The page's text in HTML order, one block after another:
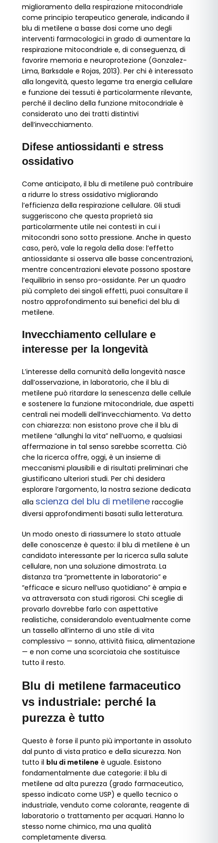
miglioramento della respirazione mitocondriale
come principio terapeutico generale, indicando il
blu di metilene a basse dosi come uno degli
interventi farmacologici in grado di aumentare la
respirazione mitocondriale e, di conseguenza, di
favorire memoria e neuroprotezione (Gonzalez-
Lima, Barksdale e Rojas, 2013). Per chi è interessato
alla longevità, questo legame tra energia cellulare
e funzione dei tessuti è particolarmente rilevante,
perché il declino della funzione mitocondriale è
considerato uno dei tratti distintivi
dell’invecchiamento.
Difese antiossidanti e stress
ossidativo
Come anticipato, il blu di metilene può contribuire
a ridurre lo stress ossidativo migliorando
l’efficienza della respirazione cellulare. Gli studi
suggeriscono che questa proprietà sia
particolarmente utile nei contesti in cui i
mitocondri sono sotto pressione. Anche in questo
caso, però, vale la regola della dose: l’effetto
antiossidante si osserva alle basse concentrazioni,
mentre concentrazioni elevate possono spostare
l’equilibrio in senso pro-ossidante. Per un quadro
più completo dei singoli effetti, puoi consultare il
nostro approfondimento sui benefici del blu di
metilene.
Invecchiamento cellulare e
interesse per la longevità
L’interesse della comunità della longevità nasce
dall’osservazione, in laboratorio, che il blu di
metilene può ritardare la senescenza delle cellule
e sostenere la funzione mitocondriale, due aspetti
centrali nei modelli dell’invecchiamento. Va detto
con chiarezza: non esistono prove che il blu di
metilene “allunghi la vita” nell’uomo, e qualsiasi
affermazione in tal senso sarebbe scorretta. Ciò
che la ricerca offre, oggi, è un insieme di
meccanismi plausibili e di risultati preliminari che
giustificano ulteriori studi. Per chi desidera
esplorare l’argomento, la nostra sezione dedicata
alla scienza del blu di metilene raccoglie
diversi approfondimenti basati sulla letteratura.
Un modo onesto di riassumere lo stato attuale
delle conoscenze è questo: il blu di metilene è un
candidato interessante per la ricerca sulla salute
cellulare, non una soluzione dimostrata. La
distanza tra “promettente in laboratorio” e
“efficace e sicuro nell’uso quotidiano” è ampia e
va attraversata con studi rigorosi. Chi sceglie di
provarlo dovrebbe farlo con aspettative
realistiche, considerandolo eventualmente come
un tassello all’interno di uno stile di vita
complessivo — sonno, attività fisica, alimentazione
— e non come una scorciatoia che sostituisce
tutto il resto.
Blu di metilene farmaceutico
vs industriale: perché la
purezza è tutto
Questo è forse il punto più importante in assoluto
dal punto di vista pratico e della sicurezza. Non
tutto il blu di metilene è uguale. Esistono
fondamentalmente due categorie: il blu di
metilene ad alta purezza (grado farmaceutico,
spesso indicato come USP) e quello tecnico o
industriale, venduto come colorante, reagente di
laboratorio o trattamento per acquari. Hanno lo
stesso nome chimico, ma una qualità
completamente diversa.